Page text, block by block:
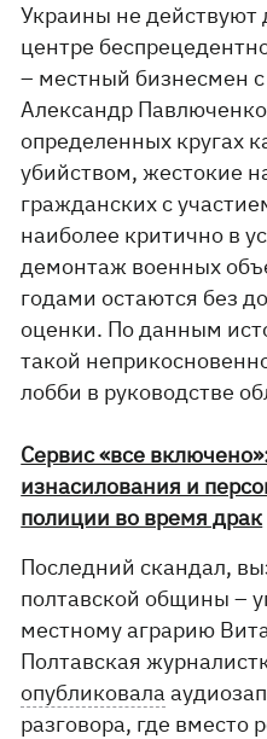
Украины не действуют
центре
– местный бизнесмен
Александр
определенных кругах
убийством, жестокие
гражданских с
наиболее критично в
демонтаж военных
годами остаются без
оценки. По данным
такой
лобби в руководстве
Сервис «все
изнасилования и
полиции во время драк
Последний скандал,
полтавской общины –
местному аграрию
Полтавская
опубликовала
разговора, где вместо